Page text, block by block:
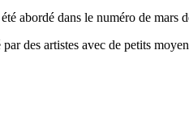
abordé dans le numéro de
des artistes avec de petits